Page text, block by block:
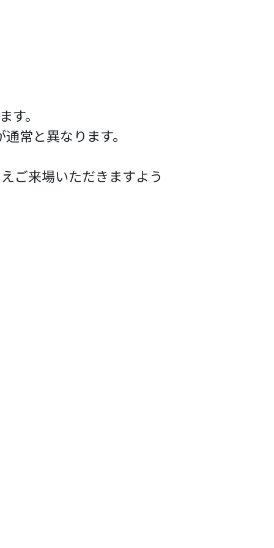
。
通常と異なります。
ご来場いただきますよう